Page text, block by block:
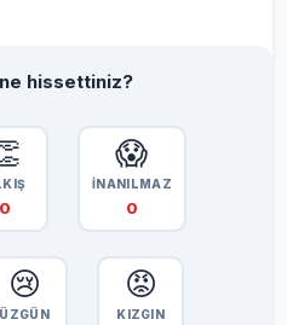
hissettiniz?
0
😱
İNANILMAZ
0
😢
ÜZGÜN
😡
KIZGIN